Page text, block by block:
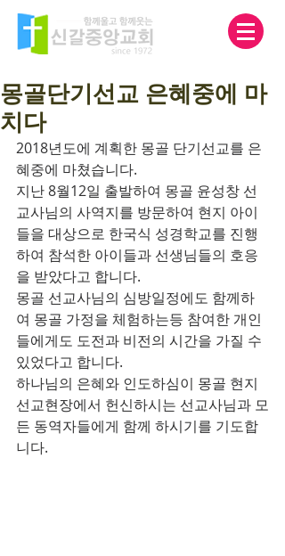
몽골단기선교 은혜중에 마
치다
2018년도에 계획한 몽골 단기선교를 은
혜중에 마쳤습니다.
지난 8월12일 출발하여 몽골 윤성창 선
교사님의 사역지를 방문하여 현지 아이
들을 대상으로 한국식 성경학교를 진행
하여 참석한 아이들과 선생님들의 호응
을 받았다고 합니다.
몽골 선교사님의 심방일정에도 함께하
여 몽골 가정을 체험하는등 참여한 개인
들에게도 도전과 비전의 시간을 가질 수
있었다고 합니다.
하나님의 은혜와 인도하심이 몽골 현지
선교현장에서 헌신하시는 선교사님과 모
든 동역자들에게 함께 하시기를 기도합
니다.